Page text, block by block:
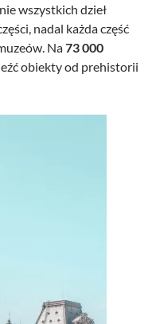
wszystkich dzieł
nadal każda część
Na73 000
obiekty od prehistorii